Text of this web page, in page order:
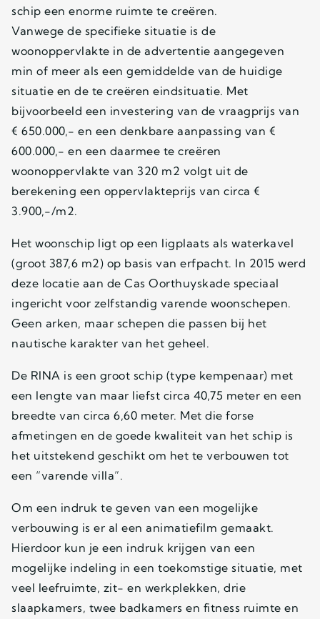
schip een enorme ruimte te creëren.
Vanwege de specifieke situatie is de
woonoppervlakte in de advertentie aangegeven
min of meer als een gemiddelde van de huidige
situatie en de te creëren eindsituatie. Met
bijvoorbeeld een investering van de vraagprijs van
€ 650.000,- en een denkbare aanpassing van €
600.000,- en een daarmee te creëren
woonoppervlakte van 320 m2 volgt uit de
berekening een oppervlakteprijs van circa €
3.900,-/m2.
Het woonschip ligt op een ligplaats als waterkavel
(groot 387,6 m2) op basis van erfpacht. In 2015 werd
deze locatie aan de Cas Oorthuyskade speciaal
ingericht voor zelfstandig varende woonschepen.
Geen arken, maar schepen die passen bij het
nautische karakter van het geheel.
De RINA is een groot schip (type kempenaar) met
een lengte van maar liefst circa 40,75 meter en een
breedte van circa 6,60 meter. Met die forse
afmetingen en de goede kwaliteit van het schip is
het uitstekend geschikt om het te verbouwen tot
een “varende villa”.
Om een indruk te geven van een mogelijke
verbouwing is er al een animatiefilm gemaakt.
Hierdoor kun je een indruk krijgen van een
mogelijke indeling in een toekomstige situatie, met
veel leefruimte, zit- en werkplekken, drie
slaapkamers, twee badkamers en fitness ruimte en